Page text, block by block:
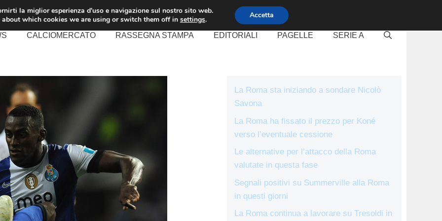
CALCIOMERCATO RASSEGNA STAMPA EDITORIALI PAGELLE SERIE A
La Roma sta iniziando a sondare Nicolò
Savona
La Roma ha fissato il prezzo per Koné
verso l’eventuale cessione
Le alternative per l’attacco della Roma
valutate in questa fase
Segnali positivi su Summerville alla Roma
in questi giorni
La Roma continua a lavorare su Tresoldi in
la miglior esperienza d'uso e navigazione sul nostro sito web.
about which cookies we are using or switch them off in settings. Accetta